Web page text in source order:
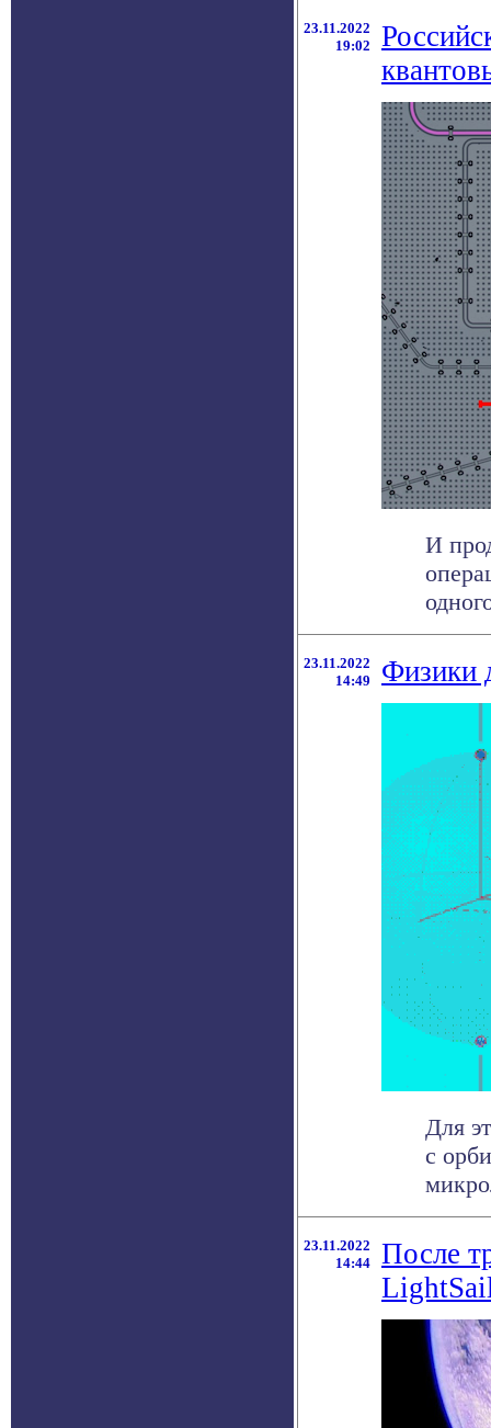
23.11.2022
19:02
И
23.11.2022
14:49
Физики
Для
с
23.11.2022
14:44
После